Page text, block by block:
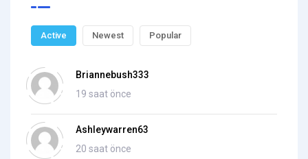
Active Newest Popular
Briannebush333
19 saat önce
Ashleywarren63
20 saat önce